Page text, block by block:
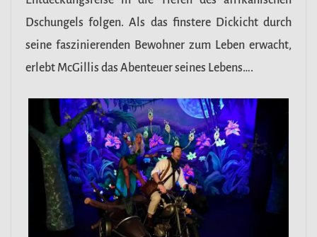
Dschungels folgen. Als das finstere Dickicht durch
seine faszinierenden Bewohner zum Leben erwacht,
erlebt McGillis das Abenteuer seines Lebens….